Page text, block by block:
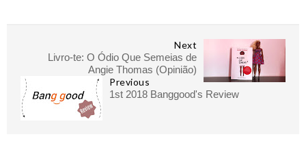
Next
Livro-te: O Ódio Que Semeias de
Angie Thomas (Opinião)
Previous
1st 2018 Banggood's Review